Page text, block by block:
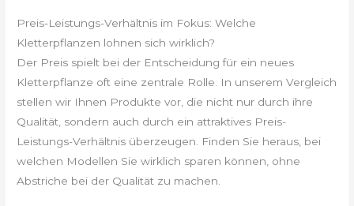
Preis-Leistungs-Verhältnis im Fokus: Welche
Kletterpflanzen lohnen sich wirklich?
Der Preis spielt bei der Entscheidung für ein neues
Kletterpflanze oft eine zentrale Rolle. In unserem Vergleich
stellen wir Ihnen Produkte vor, die nicht nur durch ihre
Qualität, sondern auch durch ein attraktives Preis-
Leistungs-Verhältnis überzeugen. Finden Sie heraus, bei
welchen Modellen Sie wirklich sparen können, ohne
Abstriche bei der Qualität zu machen.